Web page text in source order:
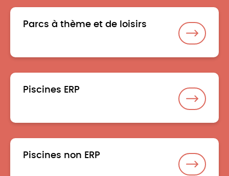
Parcs à thème et de loisirs
Piscines ERP
Piscines non ERP